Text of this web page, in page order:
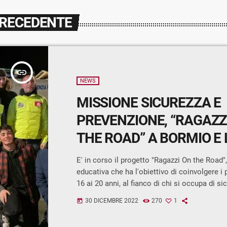
insert_link
NEWS
MISSIONE SICUREZZA E
PREVENZIONE,
THE ROAD” A BORMIO E
E' in corso il progetto "Ragazzi On the
educativa che ha l'obiettivo di coinvolgere i
16 ai 20 anni, al fianco di chi si occupa di
vivranno, fino al 3 gennaio, la realtà delle
today 30 DICEMBRE 2022 270 1